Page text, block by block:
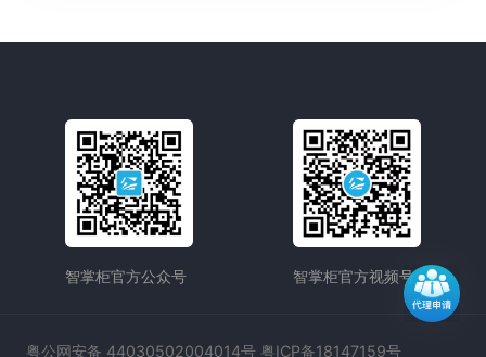
智掌柜官方公众号 智掌柜官方视频号
粤公网安备 44030502004014号 粤ICP备18147159号